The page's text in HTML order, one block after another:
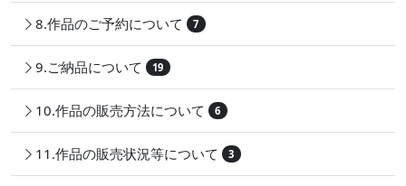
8.作品のご予約について 7
9.ご納品について 19
10.作品の販売方法について 6
11.作品の販売状況等について 3